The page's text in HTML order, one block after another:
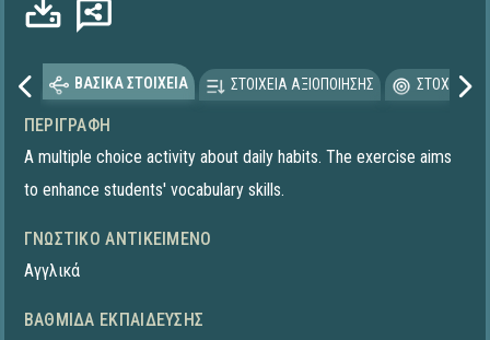
ΒΑΣΙΚΑ ΣΤΟΙΧΕΙΑ ΣΤΟΙΧΕΙΑ ΑΞΙΟΠΟΙΗΣΗΣ
ΠΕΡΙΓΡΑΦΉ
A multiple choice activity about daily habits. The exercise aims
to enhance students' vocabulary skills.
ΓΝΩΣΤΙΚΌ ΑΝΤΙΚΕΊΜΕΝΟ
Αγγλικά
ΒΑΘΜΊΔΑ ΕΚΠΑΊΔΕΥΣΗΣ